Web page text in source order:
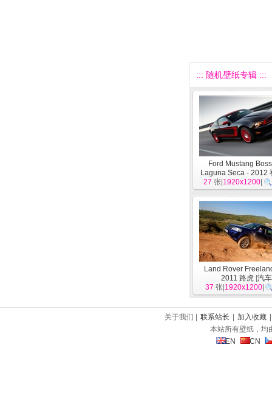
::: 随机壁纸专辑 :::
Ford Mustang
Laguna Seca - 2012
车]
27 张| 1920x1200
Land Rover
2011 路虎 [汽车
37 张| 1920x1200
关于我们 | 联系站长 加入收藏
本站所有壁纸，均
EN
CN